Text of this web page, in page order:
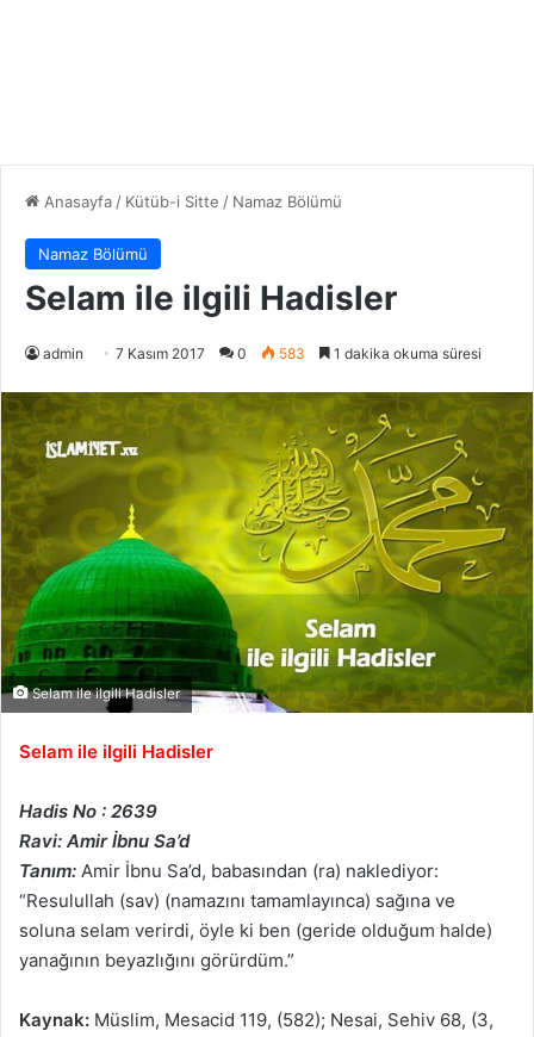
Anasayfa/ Kütüb-i Sitte / Namaz Bölümü
Namaz Bölümü
Selam ile ilgili Hadisler
admin 7 Kasım 2017 0 583 1 dakika okuma süresi
Selam ile ilgili Hadisler
Selam ile ilgili Hadisler
Hadis No : 2639
Ravi: Amir İbnu Sa’d
Tanım: Amir İbnu Sa’d, babasından (ra) naklediyor:
“Resulullah (sav) (namazını tamamlayınca) sağına ve
soluna selam verirdi, öyle ki ben (geride olduğum halde)
yanağının beyazlığını görürdüm.”
Kaynak: Müslim, Mesacid 119, (582); Nesai, Sehiv 68, (3,